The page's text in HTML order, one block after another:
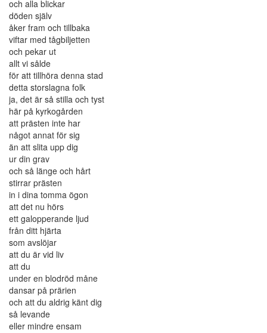
och alla blickar
döden själv
åker fram och tillbaka
viftar med tågbiljetten
och pekar ut
allt vi sålde
för att tillhöra denna stad
detta storslagna folk
ja, det är så stilla och tyst
här på kyrkogården
att prästen inte har
något annat för sig
än att slita upp dig
ur din grav
och så länge och hårt
stirrar prästen
in i dina tomma ögon
att det nu hörs
ett galopperande ljud
från ditt hjärta
som avslöjar
att du är vid liv
att du
under en blodröd måne
dansar på prärien
och att du aldrig känt dig
så levande
eller mindre ensam